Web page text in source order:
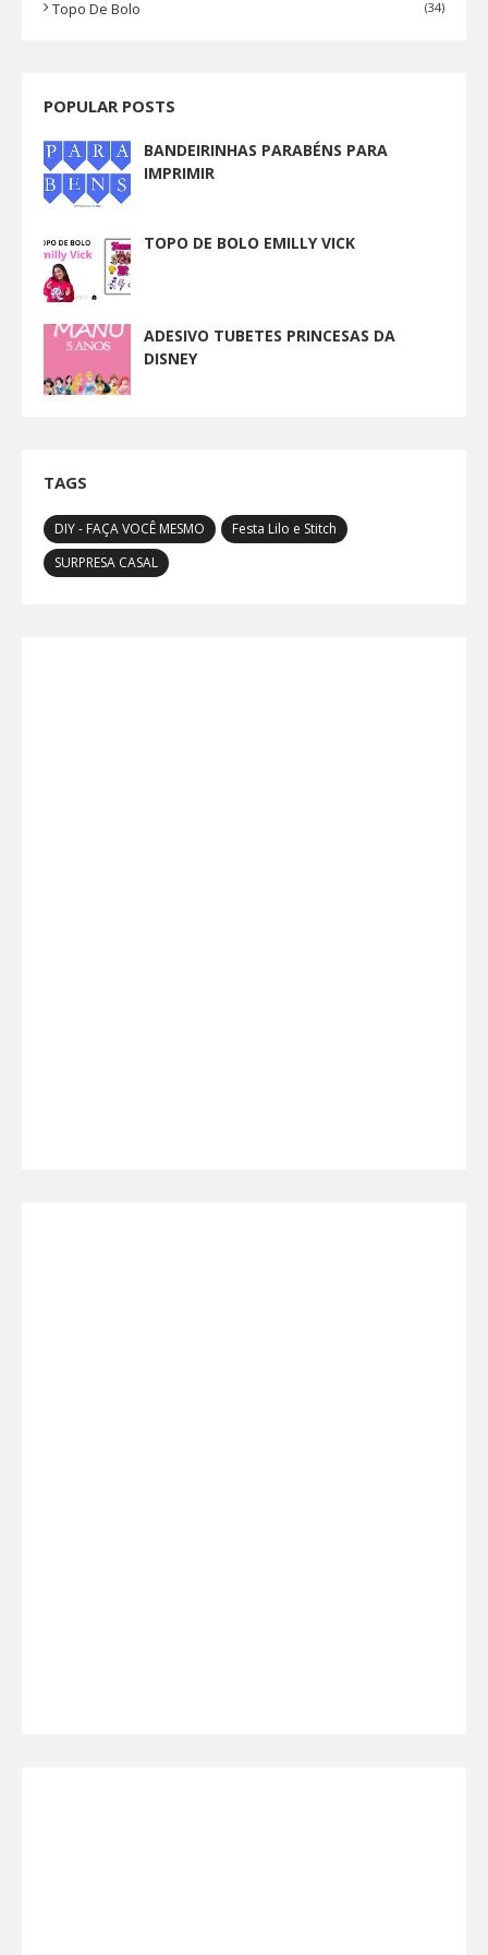
Topo De Bolo (34)
POPULAR POSTS
BANDEIRINHAS PARABÉNS PARA
IMPRIMIR
TOPO DE BOLO EMILLY VICK
ADESIVO TUBETES PRINCESAS DA
DISNEY
TAGS
DIY - FAÇA VOCÊ MESMO
Festa Lilo e Stitch
SURPRESA CASAL